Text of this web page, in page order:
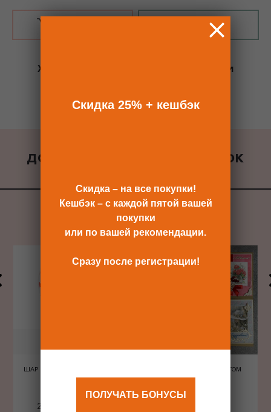
КУПИТЬ В 1 КЛИК
Хотите сразу
и
ДОБАВИТЬ К ЗАКАЗУ ПОДАРОК
ШАР ШЕЛКОГРАФИЯ СЕРДЦА
КРАСНЫЕ
240 Р
ОТКРЫТКА С КОНВЕРТОМ
Скидка 25% + кешбэк
Скидка – на все покупки!
Кешбэк – с каждой пятой вашей
покупки
или по вашей рекомендации.
Сразу после регистрации!
ПОЛУЧАТЬ БОНУСЫ